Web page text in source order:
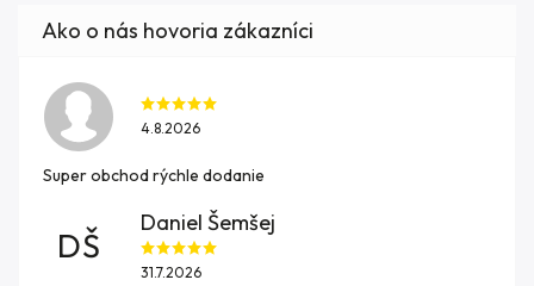
4.8.2026
Super obchod rýchle dodanie
DŠ
Daniel Šemšej
31.7.2026